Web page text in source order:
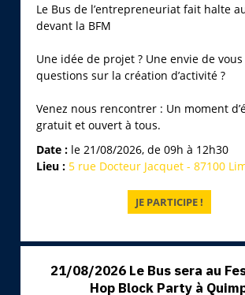
Le Bus de l’entrepreneuriat fait halte
devant la BFM
Une idée de projet ? Une envie de vous
questions sur la création d’activité ?
Venez nous rencontrer : Un moment
gratuit et ouvert à tous.
Date : le 21/08/2026, de 09h à 12h30
Lieu : 5 rue Docteur Jacquet - 87100
21/08/2026 Le Bus sera au
Hop Block Party à